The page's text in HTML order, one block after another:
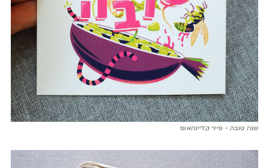
שנה טובה - פייר קליינהאוס